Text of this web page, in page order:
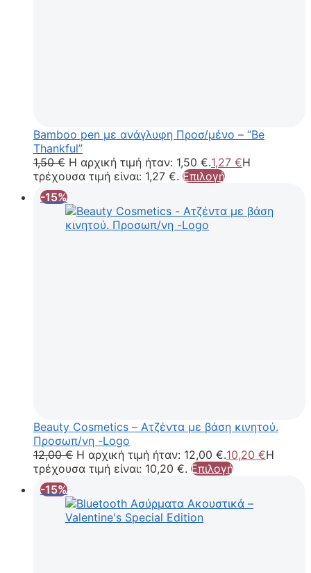
Bamboo pen με ανάγλυφη Προσ/μένο – “Be
Thankful”
1,50€ Η αρχική τιμή ήταν: 1,50 €.1,27 €Η
τρέχουσα τιμή είναι: 1,27 €. Επιλογή
-15%
Beauty Cosmetics – Ατζέντα με βάση κινητού.
Προσωπ/νη -Logo
12,00€ Η αρχική τιμή ήταν: 12,00 €.10,20 €Η
τρέχουσα τιμή είναι: 10,20 €. Επιλογή
-15%